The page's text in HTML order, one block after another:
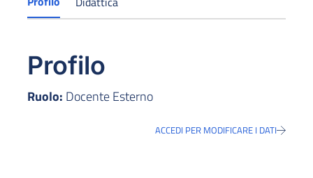
Profilo
Ruolo: Docente Esterno
ACCEDI PER MODIFICARE I DATI